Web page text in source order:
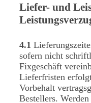
Liefer- und
4.1
sofern nicht
Fixgeschäft
Lieferfristen
Vorbehalt
Bestellers.